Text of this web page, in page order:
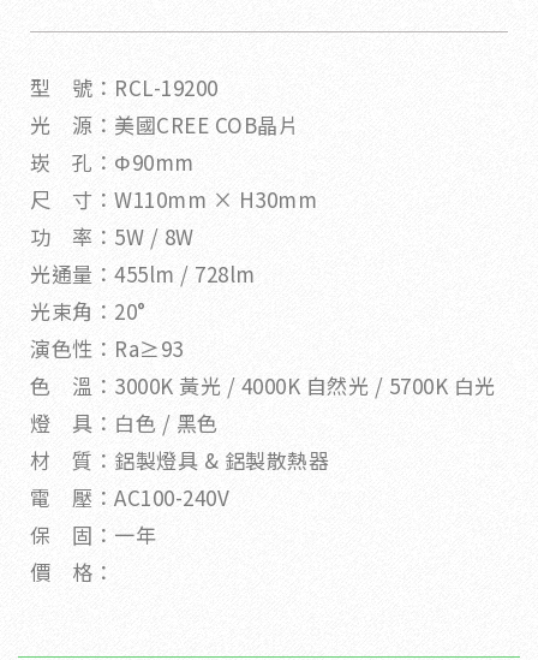
型 號：RCL-19200
光 源：美國CREE COB晶片
崁 孔：Φ90mm
尺 寸：W110mm × H30mm
功 率：5W / 8W
光通量：455lm / 728lm
光束角：20°
演色性：Ra≥93
色 溫：3000K 黃光 / 4000K 自然光 / 5700K 白光
燈 具：白色 / 黑色
材 質：鋁製燈具 & 鋁製散熱器
電 壓：AC100-240V
保 固：一年
價 格：